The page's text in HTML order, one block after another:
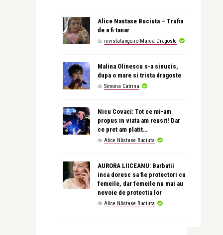
Alice Nastase Buciuta – Trufia
de a fi tanar
de revistatango.ro Marea Dragoste
Malina Olinescu s-a sinucis,
dupa o mare si trista dragoste
de Simona Catrina
Nicu Covaci: Tot ce mi-am
propus in viata am reusit! Dar
ce pret am platit…
de Alice Năstase Buciuta
AURORA LIICEANU: Barbatii
inca doresc sa fie protectori cu
femeile, dar femeile nu mai au
nevoie de protectia lor
de Alice Năstase Buciuta